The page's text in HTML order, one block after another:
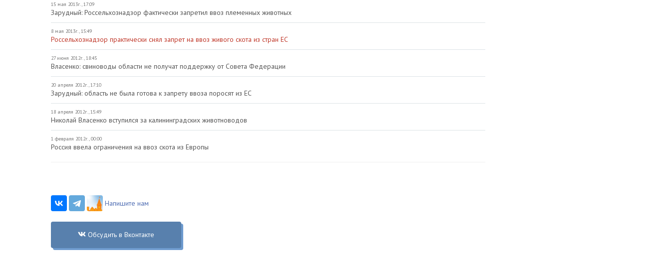
15 мая 2013г., 17:09
Зарудный: Россельхознадзор фактически запретил ввоз племенных животных
8 мая 2013г., 15:49
Россельхознадзор практически снял запрет на ввоз живого скота из стран ЕС
27 июня 2012г., 18:45
Власенко: свиноводы области не получат поддержку от Совета Федерации
20 апреля 2012г., 17:10
Зарудный: область не была готова к запрету ввоза поросят из ЕС
18 апреля 2012г., 15:49
Николай Власенко вступился за калининградских животноводов
1 февраля 2012г., 00:00
Россия ввела ограничения на ввоз скота из Европы
Напишите нам
Обсудить в Вконтакте